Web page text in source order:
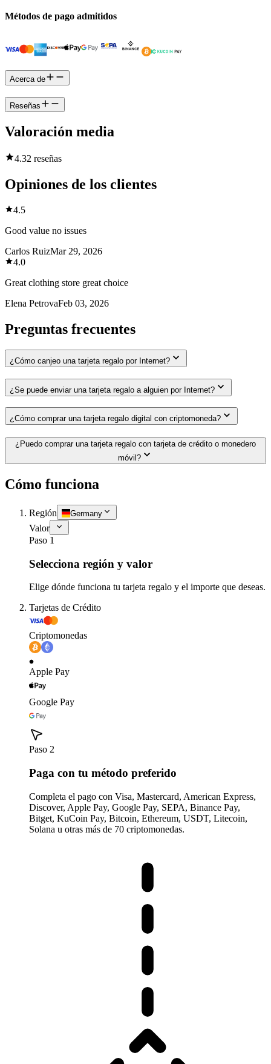
Métodos de pago admitidos
Acerca de
Reseñas
Valoración media
4.32 reseñas
Opiniones de los clientes
4.5
Good value no issues
Carlos RuizMar 29, 2026
4.0
Great clothing store great choice
Elena PetrovaFeb 03, 2026
Preguntas frecuentes
¿Cómo canjeo una tarjeta regalo por Internet?
¿Se puede enviar una tarjeta regalo a alguien por Internet?
¿Cómo comprar una tarjeta regalo digital con criptomoneda?
¿Puedo comprar una tarjeta regalo con tarjeta de crédito o monedero
móvil?
Cómo funciona
Región Germany
Valor
Paso 1
Selecciona región y valor
Elige dónde funciona tu tarjeta regalo y el importe que deseas.
Tarjetas de Crédito
Criptomonedas
Apple Pay
Google Pay
Paso 2
Paga con tu método preferido
Completa el pago con Visa, Mastercard, American Express,
Discover, Apple Pay, Google Pay, SEPA, Binance Pay,
Bitget, KuCoin Pay, Bitcoin, Ethereum, USDT, Litecoin,
Solana u otras más de 70 criptomonedas.